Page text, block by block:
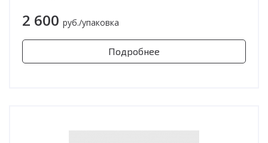
2 600 руб./упаковка
Подробнее